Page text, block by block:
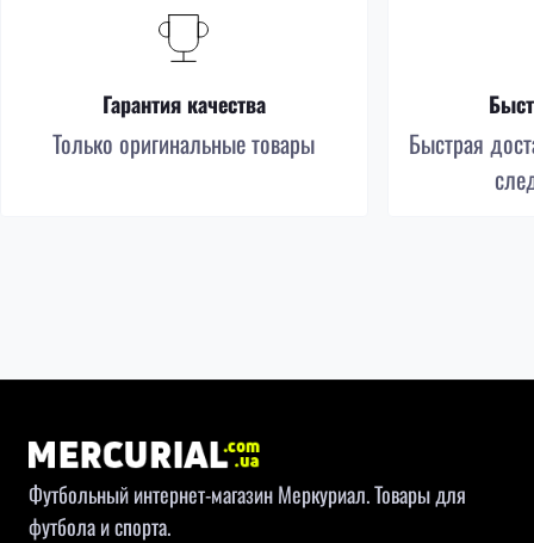
Гарантия качества
Только оригинальные товары
Быстрая
Футбольный интернет-магазин Меркуриал. Товары для
футбола и спорта.